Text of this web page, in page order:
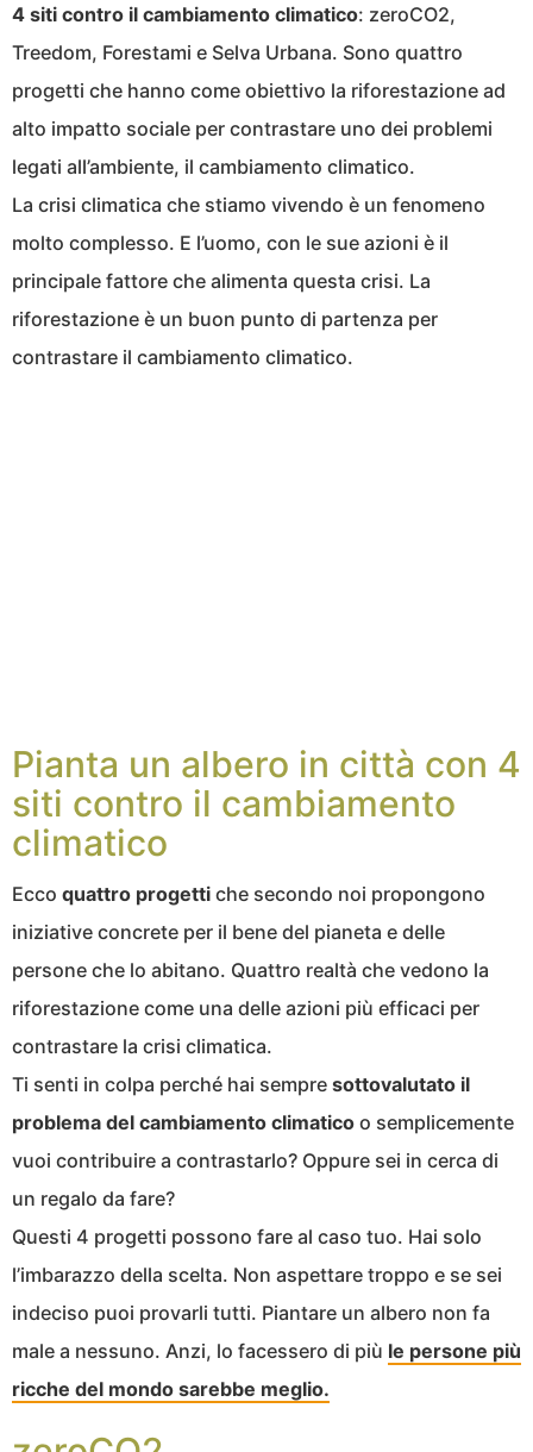
4 siti contro il cambiamento climatico: zeroCO2,
Treedom, Forestami e Selva Urbana. Sono quattro
progetti che hanno come obiettivo la riforestazione ad
alto impatto sociale per contrastare uno dei problemi
legati all’ambiente, il cambiamento climatico.
La crisi climatica che stiamo vivendo è un fenomeno
molto complesso. E l’uomo, con le sue azioni è il
principale fattore che alimenta questa crisi. La
riforestazione è un buon punto di partenza per
contrastare il cambiamento climatico.
Pianta un albero in città con 4
siti contro il cambiamento
climatico
Ecco quattro progetti che secondo noi propongono
iniziative concrete per il bene del pianeta e delle
persone che lo abitano. Quattro realtà che vedono la
riforestazione come una delle azioni più efficaci per
contrastare la crisi climatica.
Ti senti in colpa perché hai sempre sottovalutato il
problema del cambiamento climatico o semplicemente
vuoi contribuire a contrastarlo? Oppure sei in cerca di
un regalo da fare?
Questi 4 progetti possono fare al caso tuo. Hai solo
l’imbarazzo della scelta. Non aspettare troppo e se sei
indeciso puoi provarli tutti. Piantare un albero non fa
male a nessuno. Anzi, lo facessero di più le persone più
ricche del mondo sarebbe meglio.